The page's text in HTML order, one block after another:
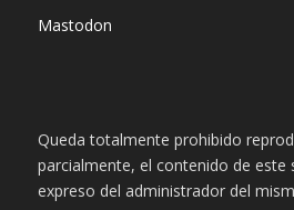
Mastodon
Queda totalmente prohibido
parcialmente, el contenido de este
expreso del administrador del